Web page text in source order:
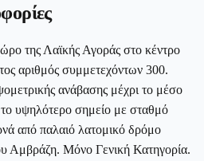
της Λαϊκής Αγοράς στο κέντρο
αριθμός συμμετεχόντων 300.
ανάβασης μέχρι το μέσο
το υψηλότερο σημείο με σταθμό
από παλαιό λατομικό δρόμο
Αμβράζη. Μόνο Γενική Κατηγορία.